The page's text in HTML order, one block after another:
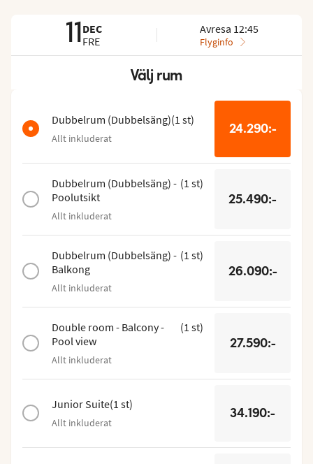
11DEC
FRE
Avresa 12:45
Flyginfo
Välj rum
Dubbelrum (Dubbelsäng)(1 st)
Allt inkluderat
24.290:-
Dubbelrum (Dubbelsäng) -
Poolutsikt
(1 st)
Allt inkluderat
25.490:-
Dubbelrum (Dubbelsäng) -
Balkong
(1 st)
Allt inkluderat
26.090:-
Double room - Balcony -
Pool view
(1 st)
Allt inkluderat
27.590:-
Junior Suite(1 st)
Allt inkluderat
34.190:-